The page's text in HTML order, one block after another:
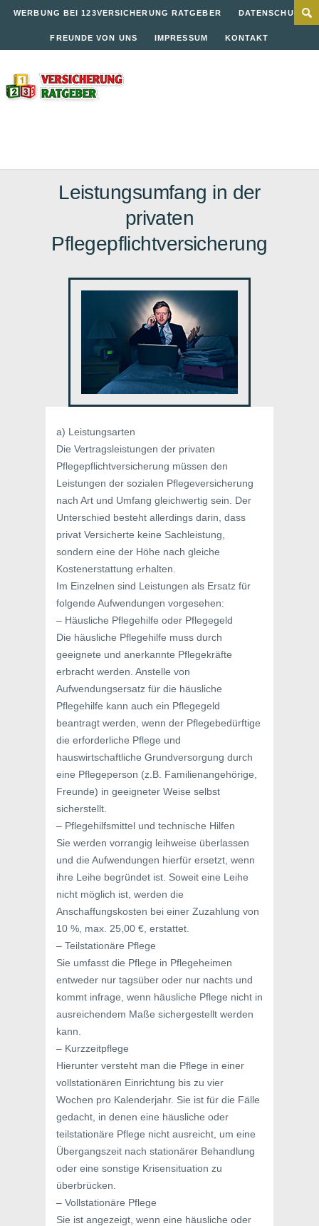
WERBUNG BEI 123VERSICHERUNG RATGEBER DATENSCHUTZ
FREUNDE VON UNS IMPRESSUM KONTAKT
Leistungsumfang in der
privaten
Pflegepflichtversicherung
a) Leistungsarten
Die Vertragsleistungen der privaten
Pflegepflichtversicherung müssen den
Leistungen der sozialen Pflegeversicherung
nach Art und Umfang gleichwertig sein. Der
Unterschied besteht allerdings darin, dass
privat Versicherte keine Sachleistung,
sondern eine der Höhe nach gleiche
Kostenerstattung erhalten.
Im Einzelnen sind Leistungen als Ersatz für
folgende Aufwendungen vorgesehen:
– Häusliche Pflegehilfe oder Pflegegeld
Die häusliche Pflegehilfe muss durch
geeignete und anerkannte Pflegekräfte
erbracht werden. Anstelle von
Aufwendungsersatz für die häusliche
Pflegehilfe kann auch ein Pflegegeld
beantragt werden, wenn der Pflegebedürftige
die erforderliche Pflege und
hauswirtschaftliche Grundversorgung durch
eine Pflegeperson (z.B. Familienangehörige,
Freunde) in geeigneter Weise selbst
sicherstellt.
– Pflegehilfsmittel und technische Hilfen
Sie werden vorrangig leihweise überlassen
und die Aufwendungen hierfür ersetzt, wenn
ihre Leihe begründet ist. Soweit eine Leihe
nicht möglich ist, werden die
Anschaffungskosten bei einer Zuzahlung von
10 %, max. 25,00 €, erstattet.
– Teilstationäre Pflege
Sie umfasst die Pflege in Pflegeheimen
entweder nur tagsüber oder nur nachts und
kommt infrage, wenn häusliche Pflege nicht in
ausreichendem Maße sichergestellt werden
kann.
– Kurzzeitpflege
Hierunter versteht man die Pflege in einer
vollstationären Einrichtung bis zu vier
Wochen pro Kalenderjahr. Sie ist für die Fälle
gedacht, in denen eine häusliche oder
teilstationäre Pflege nicht ausreicht, um eine
Übergangszeit nach stationärer Behandlung
oder eine sonstige Krisensituation zu
überbrücken.
– Vollstationäre Pflege
Sie ist angezeigt, wenn eine häusliche oder